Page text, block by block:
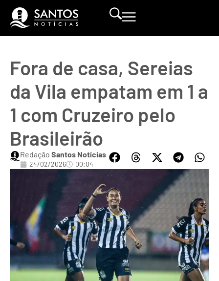
Fora de casa, Sereias
da Vila empatam em 1 a
1 com Cruzeiro pelo
Brasileirão
Redação Santos Notícias
24/02/2026 00:04